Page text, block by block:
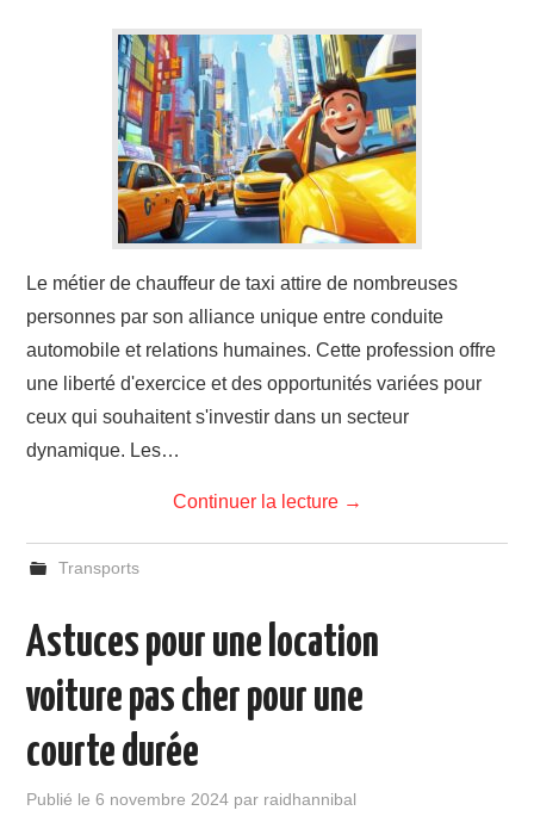
Le métier de chauffeur de taxi attire de nombreuses
personnes par son alliance unique entre conduite
automobile et relations humaines. Cette profession offre
une liberté d'exercice et des opportunités variées pour
ceux qui souhaitent s'investir dans un secteur
dynamique. Les…
Continuer la lecture →
Transports
Astuces pour une location
voiture pas cher pour une
courte durée
Publié le6 novembre 2024 par raidhannibal